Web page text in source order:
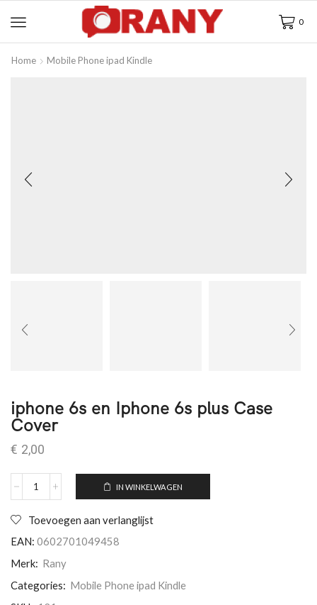
0
Home Mobile Phone ipad Kindle
iphone 6s en Iphone 6s plus Case
Cover
€ 2,00
IN WINKELWAGEN
Toevoegen aan verlanglijst
EAN: 0602701049458
Merk: Rany
Categories: Mobile Phone ipad Kindle